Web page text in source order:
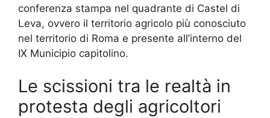
conferenza stampa nel quadrante di Castel di
Leva, ovvero il territorio agricolo più conosciuto
nel territorio di Roma e presente all’interno del
IX Municipio capitolino.
Le scissioni tra le realtà in
protesta degli agricoltori